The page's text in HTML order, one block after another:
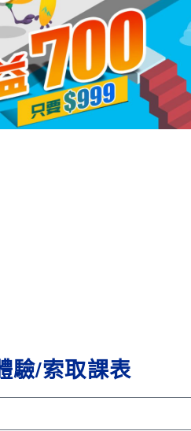
驗/索取課表